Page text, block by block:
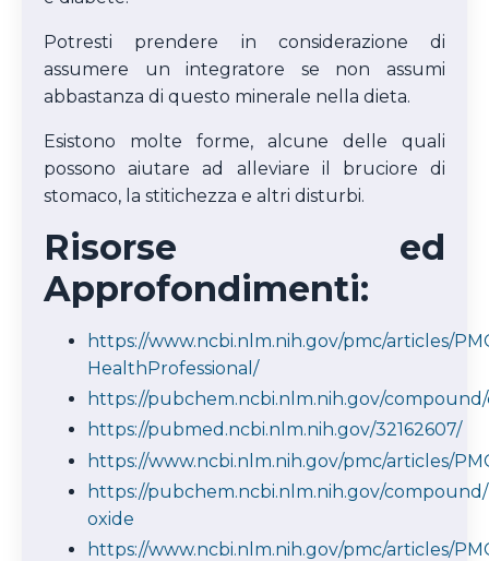
Potresti prendere in considerazione di
assumere un integratore se non assumi
abbastanza di questo minerale nella dieta.
Esistono molte forme, alcune delle quali
possono aiutare ad alleviare il bruciore di
stomaco, la stitichezza e altri disturbi.
Risorse ed
Approfondimenti:
https://www.ncbi.nlm.nih.gov/pmc/articles/
HealthProfessional/
https://pubchem.ncbi.nlm.nih.gov/
https://pubmed.ncbi.nlm.nih.gov/32162607/
https://www.ncbi.nlm.nih.gov/pmc/articles/
https://pubchem.ncbi.nlm.nih.gov/
oxide
https://www.ncbi.nlm.nih.gov/pmc/articles/